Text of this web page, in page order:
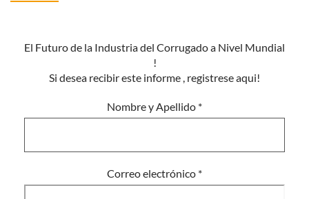
El Futuro de la Industria del Corrugado a Nivel Mundial
!
Si desea recibir este informe , registrese aqui!
Nombre y Apellido *
Correo electrónico *